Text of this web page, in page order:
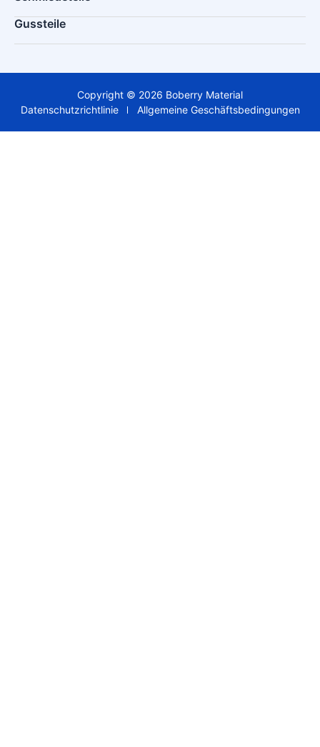
Gussteile
Copyright © 2026 Boberry Material
Datenschutzrichtlinie
Allgemeine Geschäftsbedingungen